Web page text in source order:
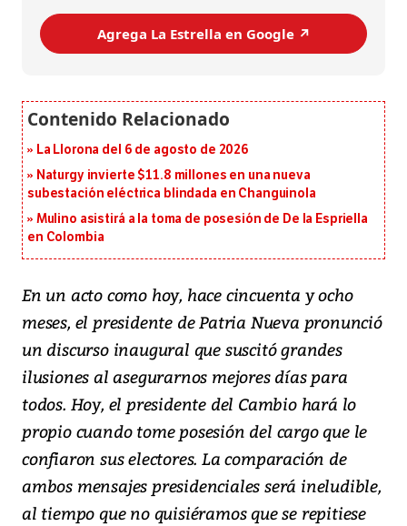
Agrega La Estrella en Google ↗️
La Llorona del 6 de agosto de 2026
Naturgy invierte $11.8 millones en una nueva
subestación eléctrica blindada en Changuinola
Mulino asistirá a la toma de posesión de De la Espriella
en Colombia
En un acto como hoy, hace cincuenta y ocho
meses, el presidente de Patria Nueva pronunció
un discurso inaugural que suscitó grandes
ilusiones al asegurarnos mejores días para
todos. Hoy, el presidente del Cambio hará lo
propio cuando tome posesión del cargo que le
confiaron sus electores. La comparación de
ambos mensajes presidenciales será ineludible,
al tiempo que no quisiéramos que se repitiese